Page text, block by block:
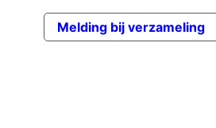
Melding bij verzameling